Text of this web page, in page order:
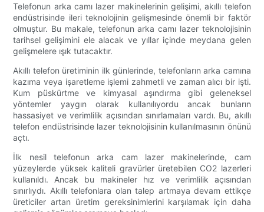
Telefonun arka camı lazer makinelerinin gelişimi, akıllı telefon
endüstrisinde ileri teknolojinin gelişmesinde önemli bir faktör
olmuştur. Bu makale, telefonun arka camı lazer teknolojisinin
tarihsel gelişimini ele alacak ve yıllar içinde meydana gelen
gelişmelere ışık tutacaktır.
Akıllı telefon üretiminin ilk günlerinde, telefonların arka camına
kazıma veya işaretleme işlemi zahmetli ve zaman alıcı bir işti.
Kum püskürtme ve kimyasal aşındırma gibi geleneksel
yöntemler yaygın olarak kullanılıyordu ancak bunların
hassasiyet ve verimlilik açısından sınırlamaları vardı. Bu, akıllı
telefon endüstrisinde lazer teknolojisinin kullanılmasının önünü
açtı.
İlk nesil telefonun arka cam lazer makinelerinde, cam
yüzeylerde yüksek kaliteli gravürler üretebilen CO2 lazerleri
kullanıldı. Ancak bu makineler hız ve verimlilik açısından
sınırlıydı. Akıllı telefonlara olan talep artmaya devam ettikçe
üreticiler artan üretim gereksinimlerini karşılamak için daha